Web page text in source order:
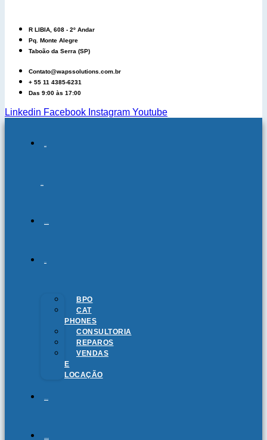
R LIBIA, 608 - 2º Andar
Pq. Monte Alegre
Taboão da Serra (SP)
Contato@wapssolutions.com.br
+ 55 11 4385-6231
Das 9:00 às 17:00
Linkedin Facebook Instagram Youtube
BPO
CAT
PHONES
CONSULTORIA
REPAROS
VENDAS
E
LOCAÇÃO